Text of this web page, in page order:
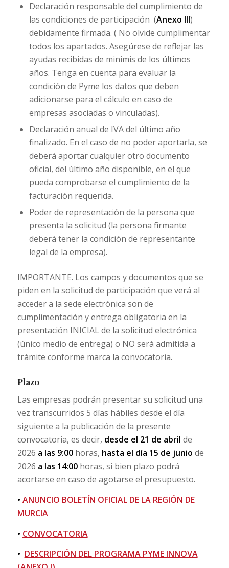
Declaración responsable del cumplimiento de
las condiciones de participación (Anexo III)
debidamente firmada. ( No olvide cumplimentar
todos los apartados. Asegúrese de reflejar las
ayudas recibidas de minimis de los últimos
años. Tenga en cuenta para evaluar la
condición de Pyme los datos que deben
adicionarse para el cálculo en caso de
empresas asociadas o vinculadas).
Declaración anual de IVA del último año
finalizado. En el caso de no poder aportarla, se
deberá aportar cualquier otro documento
oficial, del último año disponible, en el que
pueda comprobarse el cumplimiento de la
facturación requerida.
Poder de representación de la persona que
presenta la solicitud (la persona firmante
deberá tener la condición de representante
legal de la empresa).
IMPORTANTE. Los campos y documentos que se
piden en la solicitud de participación que verá al
acceder a la sede electrónica son de
cumplimentación y entrega obligatoria en la
presentación INICIAL de la solicitud electrónica
(único medio de entrega) o NO será admitida a
trámite conforme marca la convocatoria.
Plazo
Las empresas podrán presentar su solicitud una
vez transcurridos 5 días hábiles desde el día
siguiente a la publicación de la presente
convocatoria, es decir, desde el 21 de abril de
2026 a las 9:00horas, hasta el día 15 de junio de
2026 a las 14:00horas, si bien plazo podrá
acortarse en caso de agotarse el presupuesto.
• ANUNCIO BOLETÍN OFICIAL DE LA REGIÓN DE
MURCIA
• CONVOCATORIA
• DESCRIPCIÓN DEL PROGRAMA PYME INNOVA